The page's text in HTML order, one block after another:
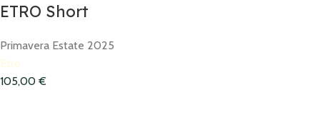
ETRO Short
Primavera Estate 2025
Etro
105,00 €